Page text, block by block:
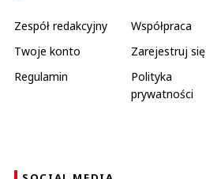
Zespół redakcyjny Współpraca
Twoje konto
Zarejestruj się
Regulamin
Polityka
prywatności